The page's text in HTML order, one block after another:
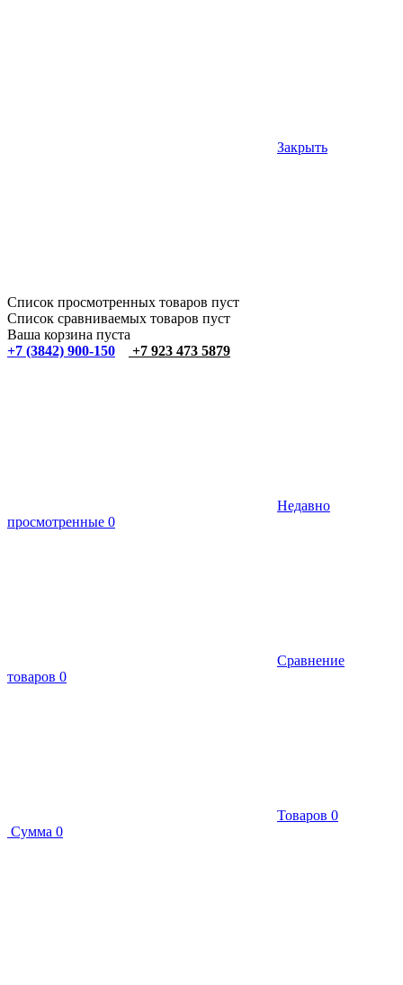
Закрыть
Список просмотренных товаров пуст
Список сравниваемых товаров пуст
Ваша корзина пуста
+7 (3842) 900-150
+7 923 473 5879
Недавно
просмотренные 0
Сравнение
товаров 0
Товаров 0
Сумма 0